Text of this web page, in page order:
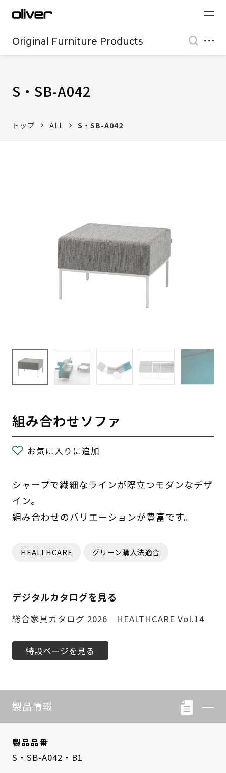
Original Furniture Products
S・SB-A042
トップ ALL S・SB-A042
組み合わせソファ
お気に入りに追加
シャープで繊細なラインが際立つモダンなデザ
イン。
組み合わせのバリエーションが豊富です。
HEALTHCARE グリーン購入法適合
デジタルカタログを見る
総合家具カタログ 2026 HEALTHCARE Vol.14
特設ページを見る
製品情報
製品品番
S・SB-A042・B1